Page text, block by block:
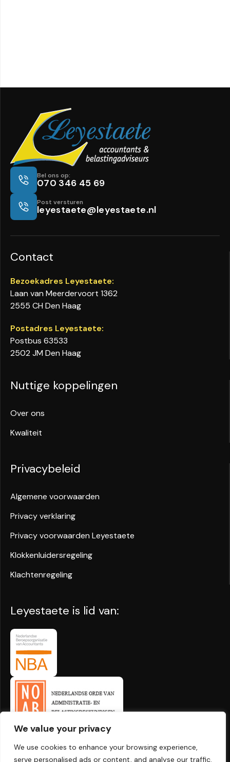
We value your privacy
We use cookies to enhance your browsing experience,
serve personalised ads or content, and analyse our traffic.
Bel ons op:
070 346 45 69
Post versturen
leyestaete@leyestaete.nl
Contact
Bezoekadres Leyestaete:
Laan van Meerdervoort 1362
2555 CH Den Haag
Postadres Leyestaete:
Postbus 63533
2502 JM Den Haag
Nuttige koppelingen
Over ons
Kwaliteit
Privacybeleid
Algemene voorwaarden
Privacy verklaring
Privacy voorwaarden Leyestaete
Klokkenluidersregeling
Klachtenregeling
Leyestaete is lid van:
Leyestaete.nl - alle rechten voorbehouden